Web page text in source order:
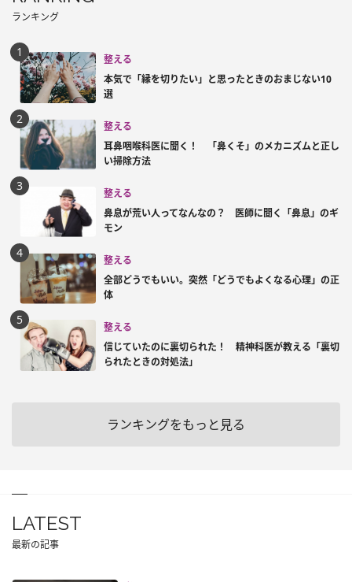
ランキング
整える
本気で「縁を切りたい」と思ったときのおまじない10
選
整える
耳鼻咽喉科医に聞く！ 「鼻くそ」のメカニズムと正し
い掃除方法
整える
鼻息が荒い人ってなんなの？ 医師に聞く「鼻息」のギ
モン
整える
全部どうでもいい。突然「どうでもよくなる心理」の正
体
整える
信じていたのに裏切られた！ 精神科医が教える「裏切
られたときの対処法」
ランキングをもっと見る
LATEST
最新の記事